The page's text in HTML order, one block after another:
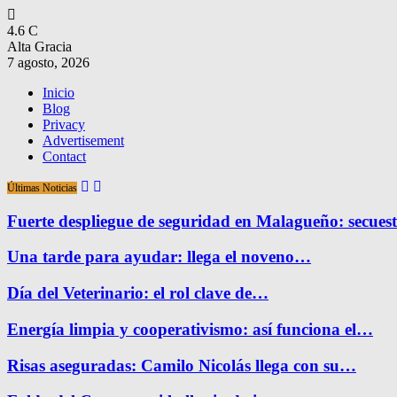
4.6 C
Alta Gracia
7 agosto, 2026
Inicio
Blog
Privacy
Advertisement
Contact
Últimas Noticias
Fuerte despliegue de seguridad en Malagueño:
Una tarde para ayudar: llega el noveno…
Día del Veterinario: el rol clave de…
Energía limpia y cooperativismo: así funciona el…
Risas aseguradas: Camilo Nicolás llega con su…